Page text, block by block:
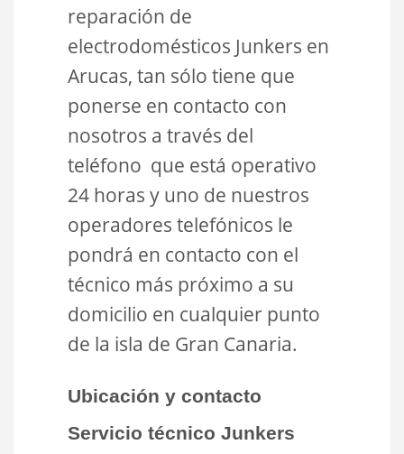
reparación de
electrodomésticos Junkers en
Arucas, tan sólo tiene que
ponerse en contacto con
nosotros a través del
teléfono que está operativo
24 horas y uno de nuestros
operadores telefónicos le
pondrá en contacto con el
técnico más próximo a su
domicilio en cualquier punto
de la isla de Gran Canaria.
Ubicación y contacto
Servicio técnico Junkers